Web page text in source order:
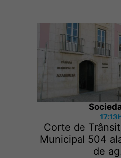
Corte de
Municipal 504
de